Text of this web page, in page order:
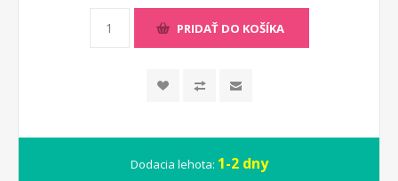
PRIDAŤ DO KOŠÍKA
Dodacia lehota: 1-2 dny